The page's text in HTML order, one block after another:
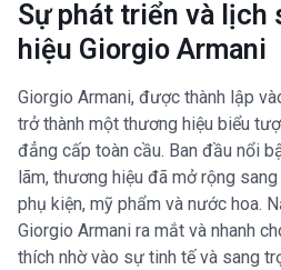
Sự phát triển và lịch
hiệu Giorgio Armani
Giorgio Armani, được thành lập
trở thành một thương hiệu biểu
đẳng cấp toàn cầu. Ban đầu nổi
lãm, thương hiệu đã mở rộng
phụ kiện, mỹ phẩm và nước hoa.
Giorgio Armani ra mắt và nhanh
thích nhờ vào sự tinh tế và sang